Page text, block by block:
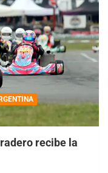
recibe la